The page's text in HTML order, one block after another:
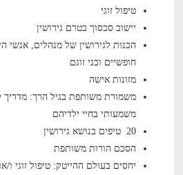
טיפול זוגי
יישוב סכסוך בטרם גירושין
הכנות לגירושין של מנהלים, אנשי
חופשיים ובני זוגם
מזונות אישה
משמורת משותפת בגיל הרך: מדריך
משמעותי בחיי ילדיהם
20 טיפים בנושא גירושין
הסכם הורות משותפת
יחסים בעולם ההייטק: טיפול זוגי ו/או